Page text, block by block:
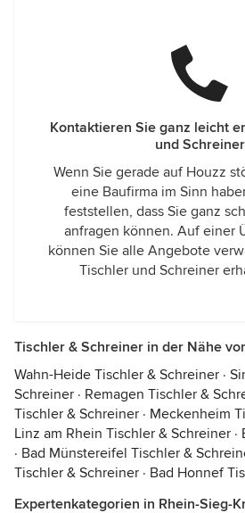
Kontaktieren Sie ganz leicht
und Schreiner
Wenn Sie gerade auf Houzz
eine Baufirma im Sinn
feststellen, dass Sie ganz
anfragen können. Auf einer
können Sie alle Angebote
Tischler und Schreiner
Tischler & Schreiner in der Nähe
Wahn-Heide Tischler & Schreiner ·
Schreiner · Remagen Tischler &
Tischler & Schreiner · Meckenheim
Linz am Rhein Tischler & Schreiner ·
· Bad Münstereifel Tischler &
Tischler & Schreiner · Bad Honnef
Expertenkategorien in Rhein-Sieg-